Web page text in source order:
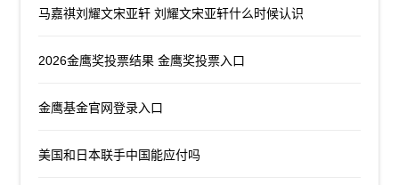
马嘉祺刘耀文宋亚轩 刘耀文宋亚轩什么时候认识
2026金鹰奖投票结果 金鹰奖投票入口
金鹰基金官网登录入口
美国和日本联手中国能应付吗